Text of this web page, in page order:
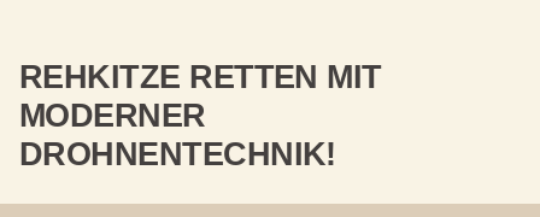
REHKITZE RETTEN MIT
MODERNER
DROHNENTECHNIK!